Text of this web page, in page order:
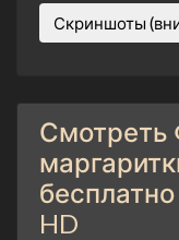
Скриншоты
Смотреть
HD